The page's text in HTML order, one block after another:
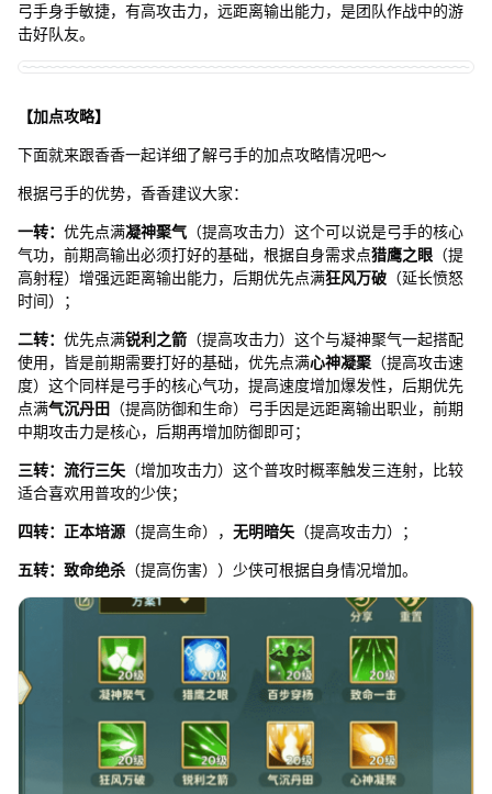
弓手身手敏捷，有高攻击力，远距离输出能力，是团队作战中的游
击好队友。
【加点攻略】
下面就来跟香香一起详细了解弓手的加点攻略情况吧～
根据弓手的优势，香香建议大家：
一转： 优先点满凝神聚气（提高攻击力）这个可以说是弓手的核心
气功，前期高输出必须打好的基础，根据自身需求点猎鹰之眼（提
高射程）增强远距离输出能力，后期优先点满狂风万破（延长愤怒
时间）；
二转： 优先点满锐利之箭（提高攻击力）这个与凝神聚气一起搭配
使用，皆是前期需要打好的基础，优先点满心神凝聚（提高攻击速
度）这个同样是弓手的核心气功，提高速度增加爆发性，后期优先
点满气沉丹田（提高防御和生命）弓手因是远距离输出职业，前期
中期攻击力是核心，后期再增加防御即可；
三转：流行三矢（增加攻击力）这个普攻时概率触发三连射，比较
适合喜欢用普攻的少侠；
四转：正本培源（提高生命）， 无明暗矢（提高攻击力）；
五转：致命绝杀（提高伤害））少侠可根据自身情况增加。